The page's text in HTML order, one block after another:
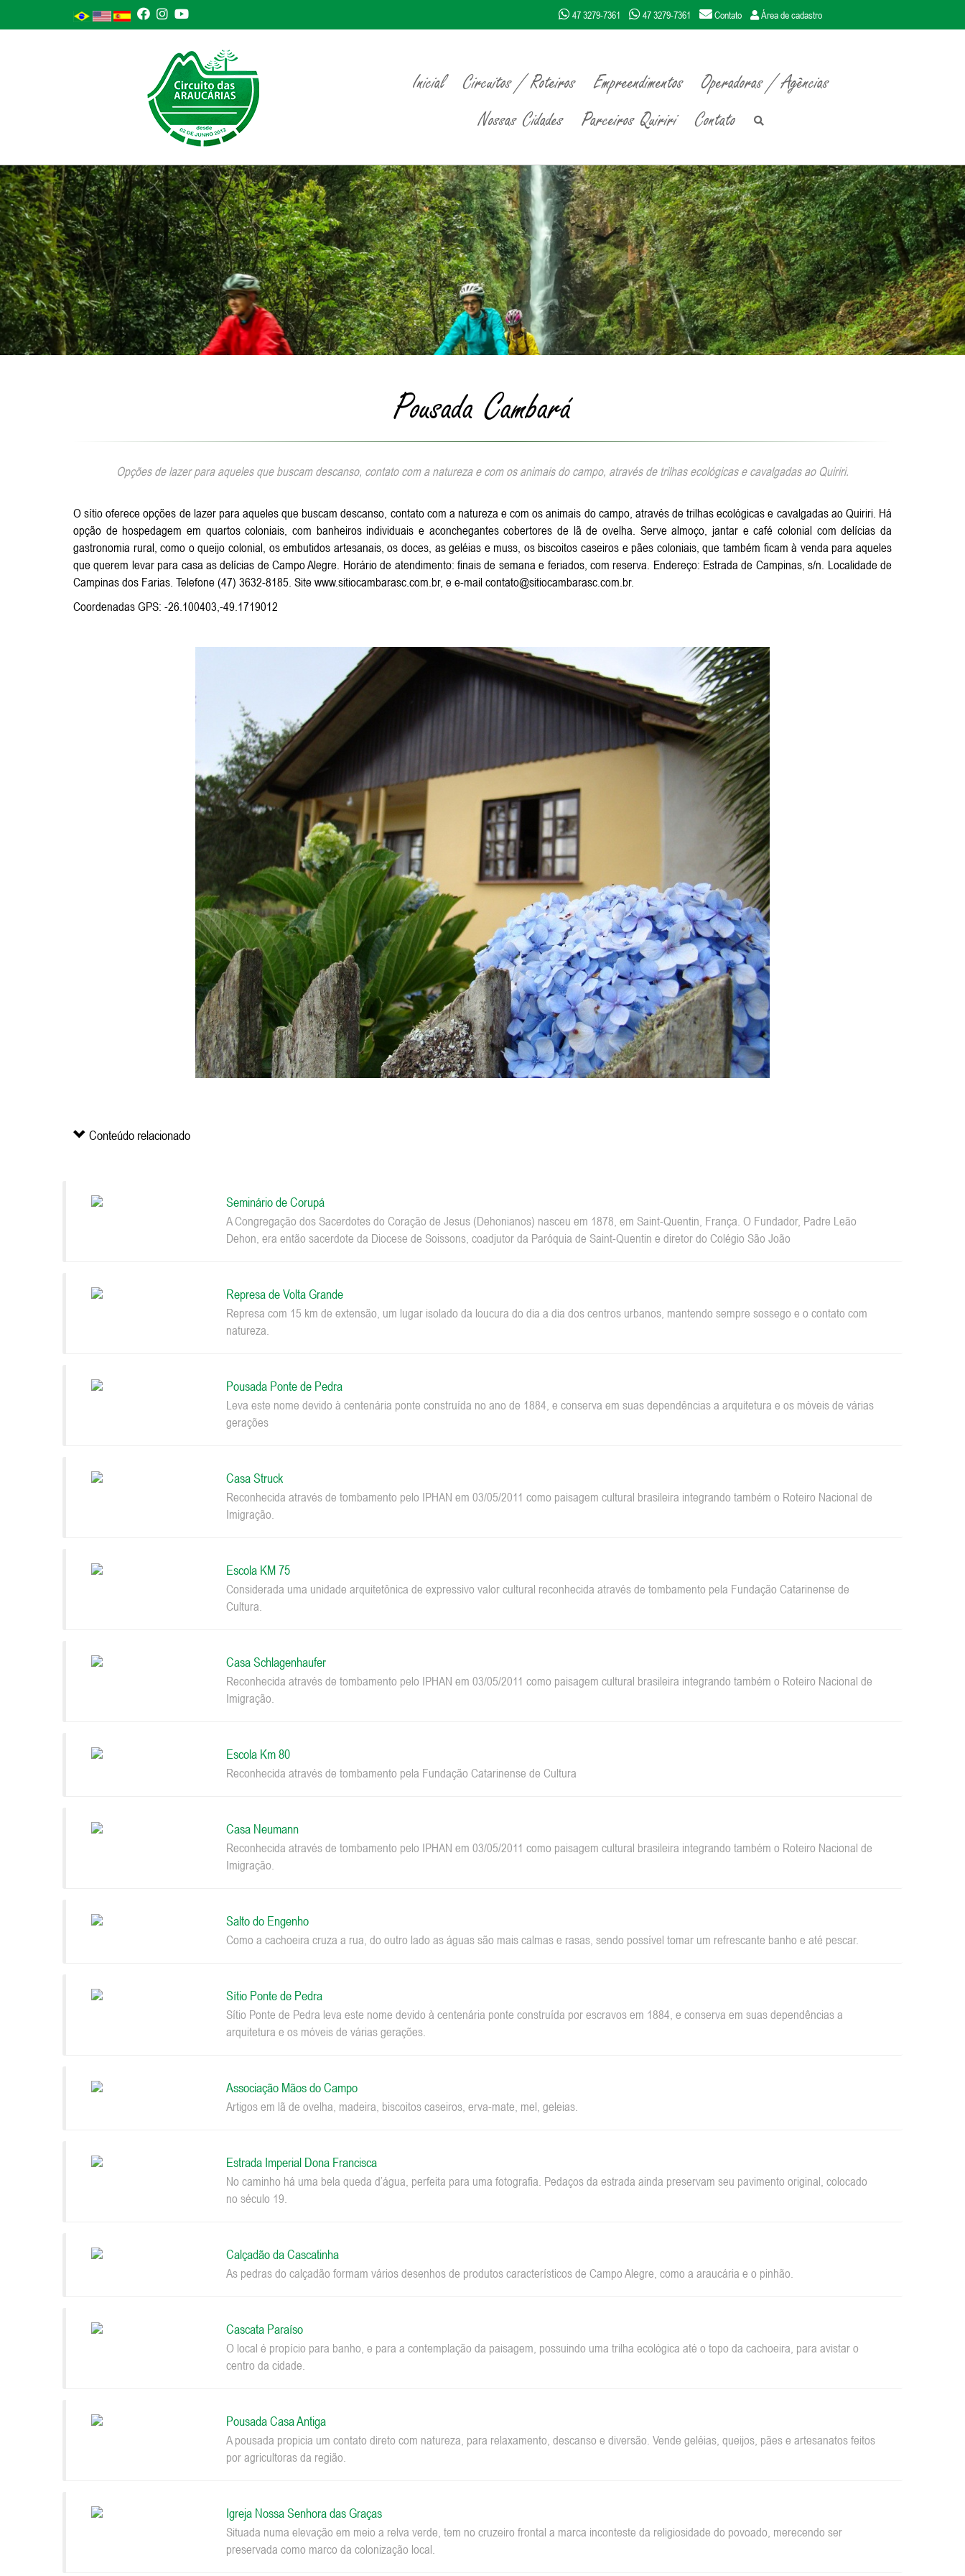
47 3279-7361 47 3279-7361 Contato Área de cadastro
Inicial Circuitos / Roteiros Empreendimentos
Operadoras / Agências
Nossas Cidades
Parceiros Quiriri Contato
Pousada Cambará
Opções de lazer para aqueles que buscam descanso, contato com a natureza e com os animais do campo, através de trilhas ecológicas e cavalgadas ao Quiriri.
O sítio oferece opções de lazer para aqueles que buscam descanso, contato com a natureza e com os animais do campo, através de trilhas ecológicas e cavalgadas ao Quiriri. Há
opção de hospedagem em quartos coloniais, com banheiros individuais e aconchegantes cobertores de lã de ovelha. Serve almoço, jantar e café colonial com delícias da
gastronomia rural, como o queijo colonial, os embutidos artesanais, os doces, as geléias e muss, os biscoitos caseiros e pães coloniais, que também ficam à venda para aqueles
que querem levar para casa as delícias de Campo Alegre. Horário de atendimento: finais de semana e feriados, com reserva. Endereço: Estrada de Campinas, s/n. Localidade de
Campinas dos Farias. Telefone (47) 3632-8185. Site www.sitiocambarasc.com.br, e e-mail contato@sitiocambarasc.com.br.
Coordenadas GPS: -26.100403,-49.1719012
Conteúdo relacionado
Seminário de Corupá
A Congregação dos Sacerdotes do Coração de Jesus (Dehonianos) nasceu em 1878, em Saint-Quentin, França. O Fundador, Padre Leão
Dehon, era então sacerdote da Diocese de Soissons, coadjutor da Paróquia de Saint-Quentin e diretor do Colégio São João
Represa de Volta Grande
Represa com 15 km de extensão, um lugar isolado da loucura do dia a dia dos centros urbanos, mantendo sempre sossego e o contato com
natureza.
Pousada Ponte de Pedra
Leva este nome devido à centenária ponte construída no ano de 1884, e conserva em suas dependências a arquitetura e os móveis de várias
gerações
Casa Struck
Reconhecida através de tombamento pelo IPHAN em 03/05/2011 como paisagem cultural brasileira integrando também o Roteiro Nacional de
Imigração.
Escola KM 75
Considerada uma unidade arquitetônica de expressivo valor cultural reconhecida através de tombamento pela Fundação Catarinense de
Cultura.
Casa Schlagenhaufer
Reconhecida através de tombamento pelo IPHAN em 03/05/2011 como paisagem cultural brasileira integrando também o Roteiro Nacional de
Imigração.
Escola Km 80
Reconhecida através de tombamento pela Fundação Catarinense de Cultura
Casa Neumann
Reconhecida através de tombamento pelo IPHAN em 03/05/2011 como paisagem cultural brasileira integrando também o Roteiro Nacional de
Imigração.
Salto do Engenho
Como a cachoeira cruza a rua, do outro lado as águas são mais calmas e rasas, sendo possível tomar um refrescante banho e até pescar.
Sítio Ponte de Pedra
Sítio Ponte de Pedra leva este nome devido à centenária ponte construída por escravos em 1884, e conserva em suas dependências a
arquitetura e os móveis de várias gerações.
Associação Mãos do Campo
Artigos em lã de ovelha, madeira, biscoitos caseiros, erva-mate, mel, geleias.
Estrada Imperial Dona Francisca
No caminho há uma bela queda d’água, perfeita para uma fotografia. Pedaços da estrada ainda preservam seu pavimento original, colocado
no século 19.
Calçadão da Cascatinha
As pedras do calçadão formam vários desenhos de produtos característicos de Campo Alegre, como a araucária e o pinhão.
Cascata Paraíso
O local é propício para banho, e para a contemplação da paisagem, possuindo uma trilha ecológica até o topo da cachoeira, para avistar o
centro da cidade.
Pousada Casa Antiga
A pousada propicia um contato direto com natureza, para relaxamento, descanso e diversão. Vende geléias, queijos, pães e artesanatos feitos
por agricultoras da região.
Igreja Nossa Senhora das Graças
Situada numa elevação em meio a relva verde, tem no cruzeiro frontal a marca inconteste da religiosidade do povoado, merecendo ser
preservada como marco da colonização local.